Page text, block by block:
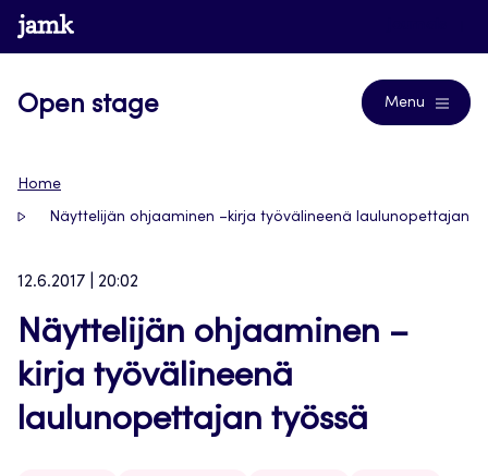
Siirry
suoraan
www.jamk.fi
Open stage Menu
Home
Näyttelijän ohjaaminen –kirja työvälineenä laulunopettajan
12.6.2017 | 20:02
Näyttelijän ohjaaminen –
kirja työvälineenä
laulunopettajan työssä